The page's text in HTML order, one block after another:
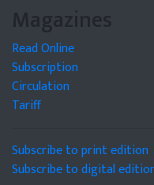
Magazines
Read Online
Subscription
Circulation
Tariff
Subscribe to print edition
Subscribe to digital